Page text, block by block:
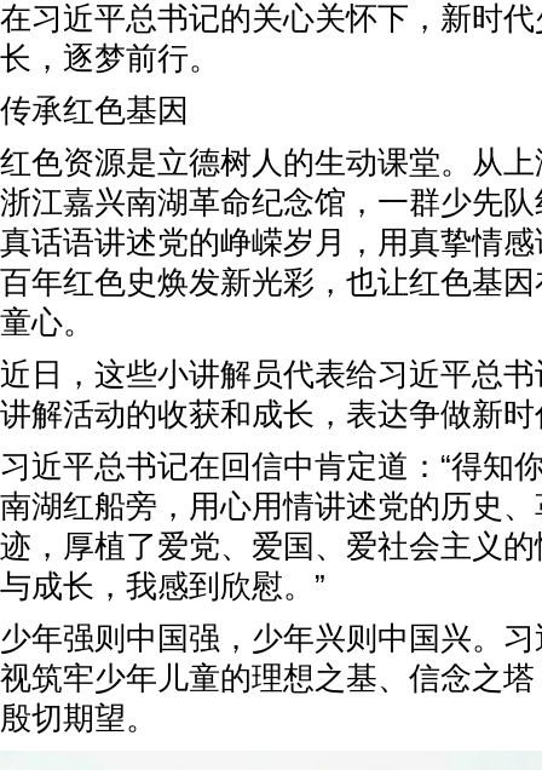
在习近平总书记的关心关怀下，新时
长，逐梦前行。
传承红色基因
红色资源是立德树人的生动课堂。从
浙江嘉兴南湖革命纪念馆，一群少先
真话语讲述党的峥嵘岁月，用真挚情
百年红色史焕发新光彩，也让红色基
童心。
近日，这些小讲解员代表给习近平总
讲解活动的收获和成长，表达争做新
习近平总书记在回信中肯定道：“得知
南湖红船旁，用心用情讲述党的历史
迹，厚植了爱党、爱国、爱社会主义
与成长，我感到欣慰。”
少年强则中国强，少年兴则中国兴。
视筑牢少年儿童的理想之基、信念之
殷切期望。